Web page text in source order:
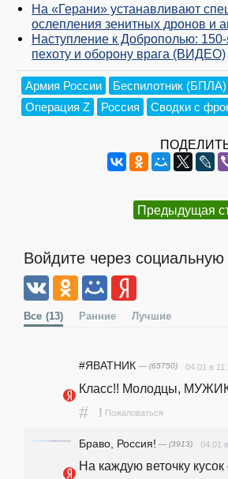
На «Герани» устанавливают
ослепления зенитных дронов и
Наступление к Доброполью:
пехоту и оборону врага (ВИДЕО)
Армия России Беспилотник (БПЛА)
Операция Z
Россия Сводки с
Предыдущая
Войдите через социальную
Все (13) Ранние Лучшие
#ЯВАТНИК — (65750) 04.01 в
Класс!! Молодцы,
# ! Пожаловаться
Браво, Россия! — (3913) 04.01
На каждую веточку